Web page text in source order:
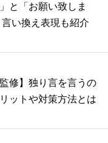
と「お願い致しま
い換え表現も紹介
修】独り言を言うの
ットや対策方法とは